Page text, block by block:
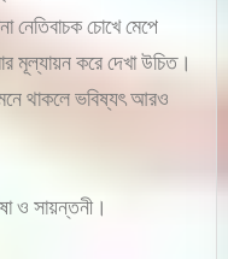
নেতিবাচক চোখে মেপে
মূল্যায়ন করে দেখা উচিত।
থাকলে ভবিষ্যৎ আরও
ও সায়ন্তনী।